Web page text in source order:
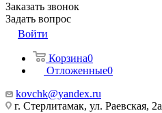
Заказать звонок
Задать вопрос
Войти
Корзина0
Отложенные0
kovchk@yandex.ru
г. Стерлитамак, ул. Раевская, 2а